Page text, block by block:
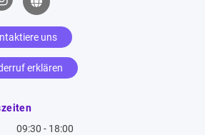
uns
erklären
09:30 - 18:00